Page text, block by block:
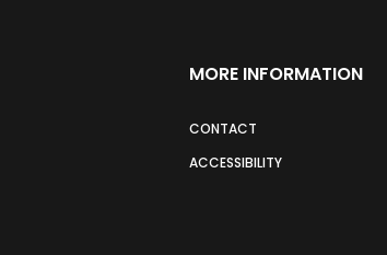
MORE INFORMATION
CONTACT
ACCESSIBILITY